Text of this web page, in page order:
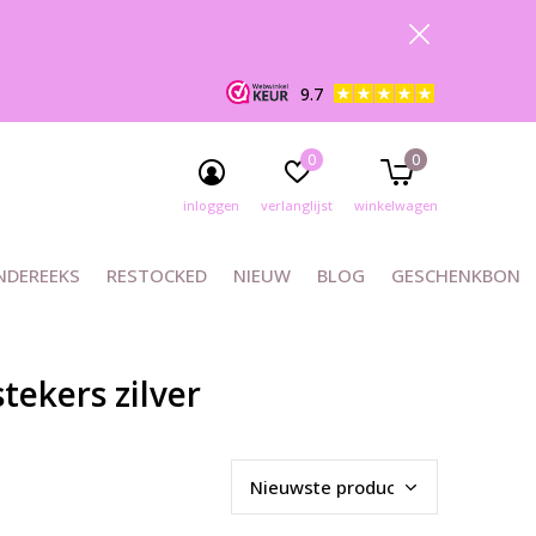
RESTOCKED NIEUW BLOG GESCHENKBON
inloggen verlanglijst
0
winkelwagen
0
9.7
zilver